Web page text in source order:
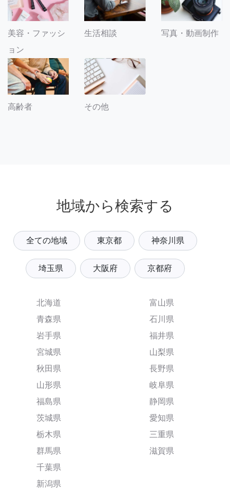
美容・ファッシ
ョン
生活相談 写真・動画制作
高齢者 その他
地域から検索する
全ての地域 東京都 神奈川県
埼玉県 大阪府 京都府
北海道
青森県
岩手県
宮城県
秋田県
山形県
福島県
茨城県
栃木県
群馬県
千葉県
新潟県
富山県
石川県
福井県
山梨県
長野県
岐阜県
静岡県
愛知県
三重県
滋賀県